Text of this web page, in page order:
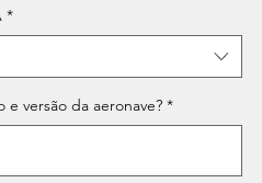
*
e versão da aeronave? *